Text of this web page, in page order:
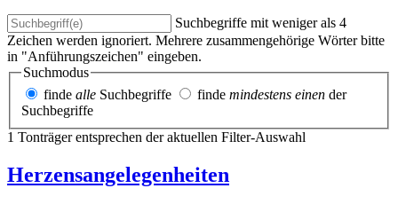
Suchbegriffe mit weniger als 4
Zeichen werden ignoriert. Mehrere zusammengehörige Wörter bitte
in "Anführungszeichen" eingeben.
Suchmodus
finde alle Suchbegriffe finde mindestens einen der
Suchbegriffe
1 Tonträger entsprechen der aktuellen Filter-Auswahl
Herzensangelegenheiten